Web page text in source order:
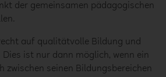
der gemeinsamen pädagogischen
auf qualitätvolle Bildung und
ist nur dann möglich, wenn ein
zwischen seinen Bildungsbereichen